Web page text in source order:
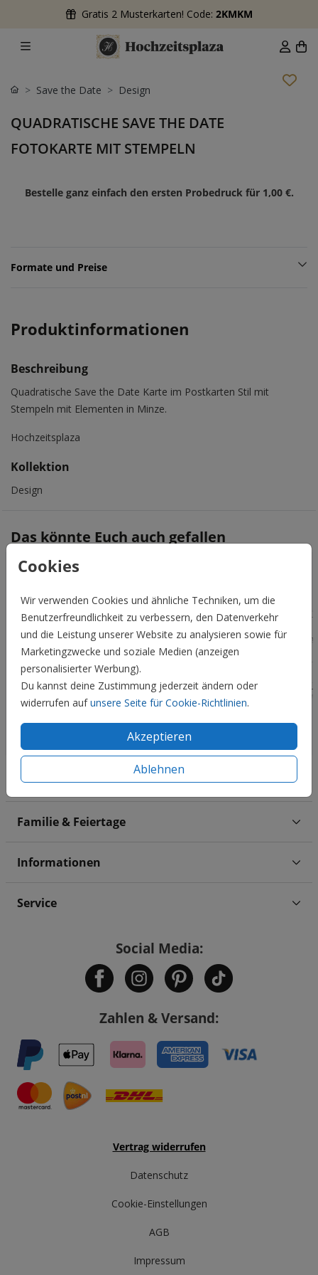
Gratis 2 Musterkarten! Code: 2KMKM
Cookies
Wir verwenden Cookies und ähnliche Techniken, um die
Benutzerfreundlichkeit zu verbessern, den Datenverkehr
und die Leistung unserer Website zu analysieren sowie für
Marketingzwecke und soziale Medien (anzeigen
personalisierter Werbung).
Du kannst deine Zustimmung jederzeit ändern oder
widerrufen aufunsere Seite für Cookie-Richtlinien.
Akzeptieren
Ablehnen
Save the Date Design
QUADRATISCHE SAVE THE DATE
FOTOKARTE MIT STEMPELN
Bestelle ganz einfach den ersten Probedruck für 1,00 €.
Formate und Preise
Produktinformationen
Beschreibung
Quadratische Save the Date Karte im Postkarten Stil mit
Stempeln mit Elementen in Minze.
Hochzeitsplaza
Kollektion
Design
Das könnte Euch auch gefallen
Hochzeit
Familie & Feiertage
Informationen
Service
Social Media:
Zahlen & Versand:
Vertrag widerrufen
Datenschutz
Cookie-Einstellungen
AGB
Impressum